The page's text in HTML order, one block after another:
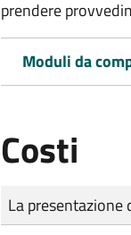
prendere
Moduli da
Costi
Tipo di pagamento
Importo
La presentazione